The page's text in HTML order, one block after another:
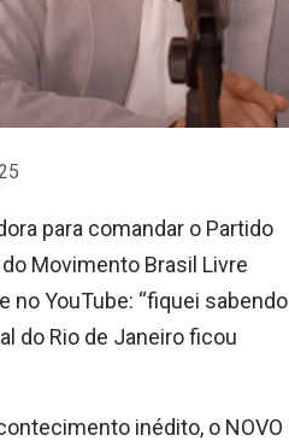
para comandar o Partido
Movimento Brasil Livre
no YouTube: “fiquei sabendo
do Rio de Janeiro ficou
inédito, o NOVO